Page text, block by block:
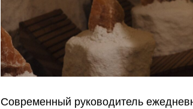
Современный руководитель